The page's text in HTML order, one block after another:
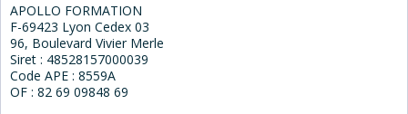
APOLLO FORMATION
F-69423 Lyon Cedex 03
96, Boulevard Vivier Merle
Siret : 48528157000039
Code APE : 8559A
OF : 82 69 09848 69